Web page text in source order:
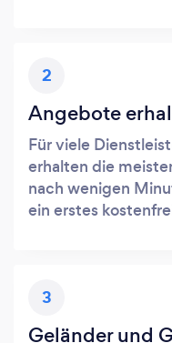
2
Angebote
Für viele
erhalten die
nach wenigen
ein erstes
3
Geländer und